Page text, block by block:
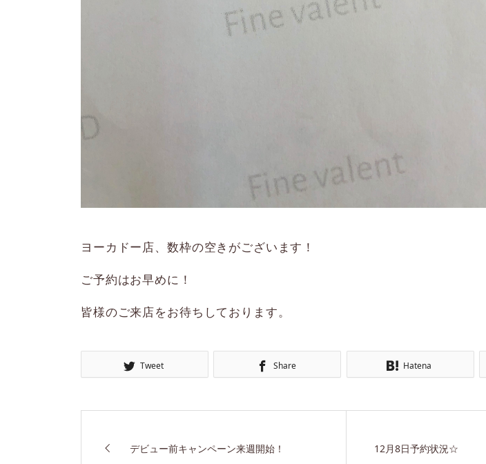
ヨーカドー店、数枠の空きがございます！
ご予約はお早めに！
皆様のご来店をお待ちしております。
Tweet Share Hatena
デビュー前キャンペーン来週開始！ 12月8日予約状況☆